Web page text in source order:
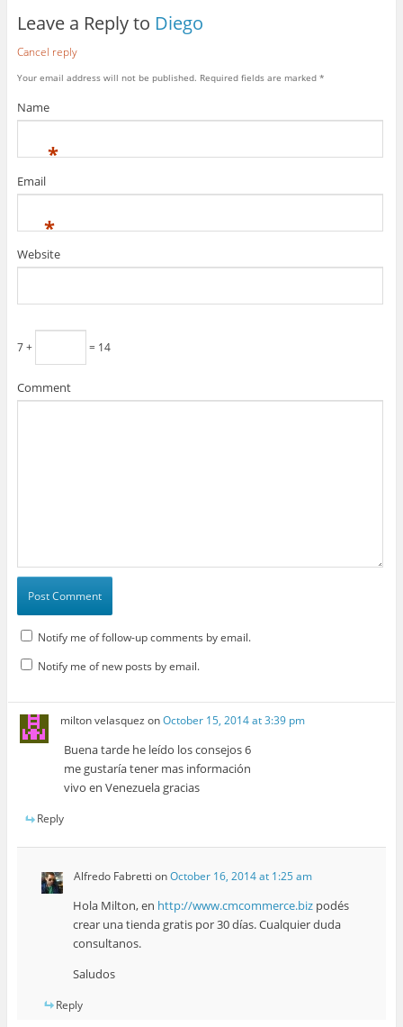
Leave a Reply to Diego
Cancel reply
Your email address will not be published. Required fields are marked *
Name
*
Email
*
Website
7 + = 14
Comment
Notify me of follow-up comments by email.
Notify me of new posts by email.
milton velasquez onOctober 15, 2014 at 3:39 pm
Buena tarde he leído los consejos 6
me gustaría tener mas información
vivo en Venezuela gracias
Reply
Alfredo Fabretti onOctober 16, 2014 at 1:25 am
Hola Milton, en http://www.cmcommerce.bizpodés
crear una tienda gratis por 30 días. Cualquier duda
consultanos.
Saludos
Reply